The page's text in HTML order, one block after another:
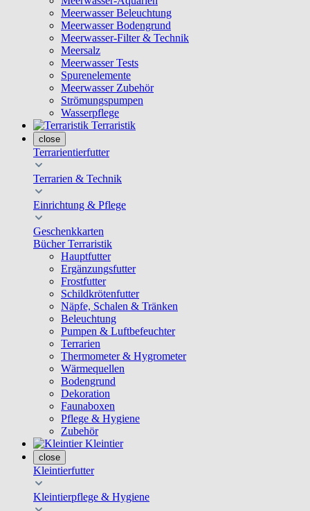
Meerwasser Beleuchtung
Meerwasser Bodengrund
Meerwasser-Filter & Technik
Meersalz
Meerwasser Tests
Spurenelemente
Meerwasser Zubehör
Strömungspumpen
Wasserpflege
Terraristik
close
Terrarientierfutter
Terrarien & Technik
Einrichtung & Pflege
Geschenkkarten
Bücher Terraristik
Hauptfutter
Ergänzungsfutter
Frostfutter
Schildkrötenfutter
Näpfe, Schalen & Tränken
Beleuchtung
Pumpen & Luftbefeuchter
Terrarien
Thermometer & Hygrometer
Wärmequellen
Bodengrund
Dekoration
Faunaboxen
Pflege & Hygiene
Zubehör
Kleintier
close
Kleintierfutter
Kleintierpflege & Hygiene